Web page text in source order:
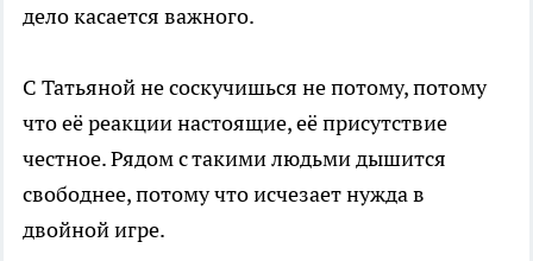
дело касается важного.
С Татьяной не соскучишься не потому, потому
что её реакции настоящие, её присутствие
честное. Рядом с такими людьми дышится
свободнее, потому что исчезает нужда в
двойной игре.